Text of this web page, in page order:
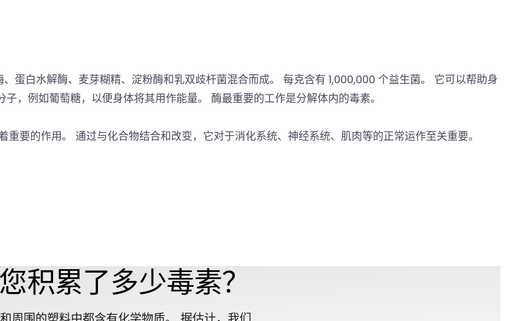
蛋白水解酶、麦芽糊精、淀粉酶和乳双歧杆菌混合而成。 每克含有 1,000,000 个益生菌。 它可以帮助身
，例如葡萄糖，以便身体将其用作能量。 酶最重要的工作是分解体内的毒素。
要的作用。 通过与化合物结合和改变，它对于消化系统、神经系统、肌肉等的正常运作至关重要。
积累了多少毒素？